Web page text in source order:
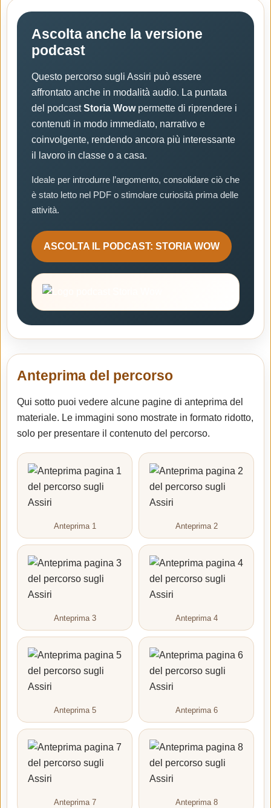
Ascolta anche la versione
podcast
Questo percorso sugli Assiri può essere
affrontato anche in modalità audio. La puntata
del podcastStoria Wowpermette di riprendere i
contenuti in modo immediato, narrativo e
coinvolgente, rendendo ancora più interessante
il lavoro in classe o a casa.
Ideale per introdurre l’argomento, consolidare ciò che
è stato letto nel PDF o stimolare curiosità prima delle
attività.
ASCOLTA IL PODCAST: STORIA WOW
Anteprima del percorso
Qui sotto puoi vedere alcune pagine di anteprima del
materiale. Le immagini sono mostrate in formato ridotto,
solo per presentare il contenuto del percorso.
Anteprima 1 Anteprima 2
Anteprima 3 Anteprima 4
Anteprima 5 Anteprima 6
Anteprima 7 Anteprima 8